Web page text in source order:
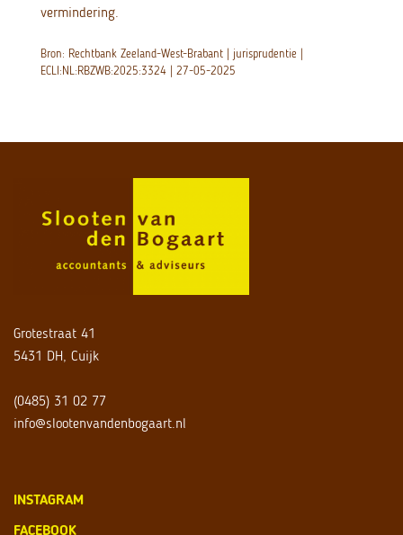
vermindering.
Bron: Rechtbank Zeeland-West-Brabant | jurisprudentie |
ECLI:NL:RBZWB:2025:3324 | 27-05-2025
Grotestraat 41
5431 DH, Cuijk
(0485) 31 02 77
info@slootenvandenbogaart.nl
INSTAGRAM
FACEBOOK